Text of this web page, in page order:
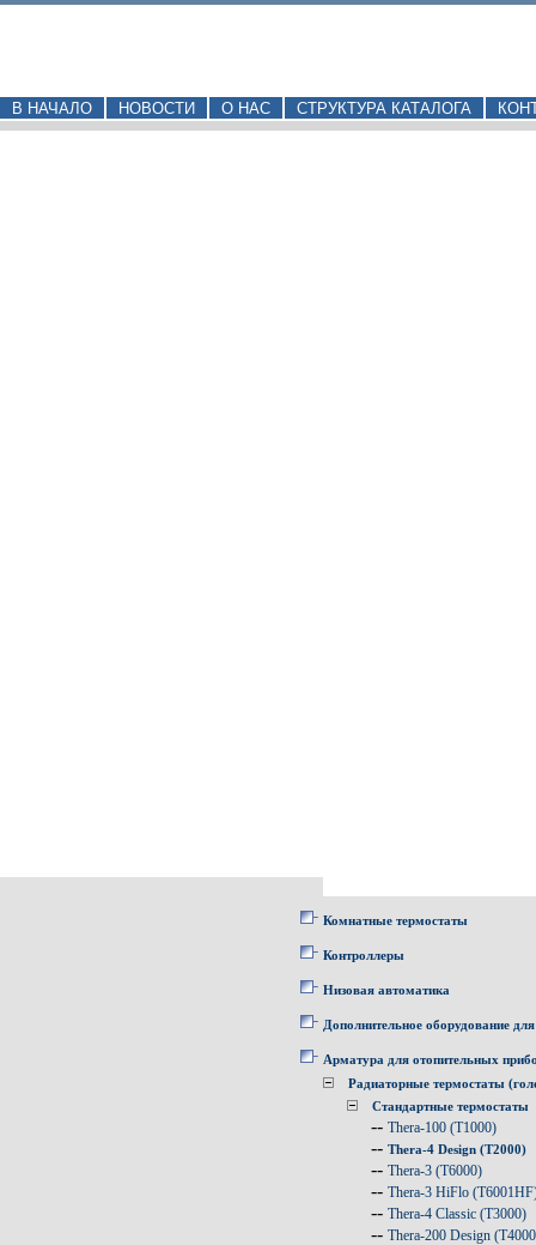
В НАЧАЛО НОВОСТИ О НАС СТРУКТУРА КАТАЛОГА
Комнатные термостаты
Контроллеры
Низовая автоматика
Дополнительное оборудование
Арматура для отопительных
Радиаторные термостаты
Стандартные термостаты
-- Thera-100 (T1000)
-- Thera-4 Design (T2000)
-- Thera-3 (T6000)
-- Thera-3 HiFlo
-- Thera-4 Classic (T3000)
-- Thera-200 Design